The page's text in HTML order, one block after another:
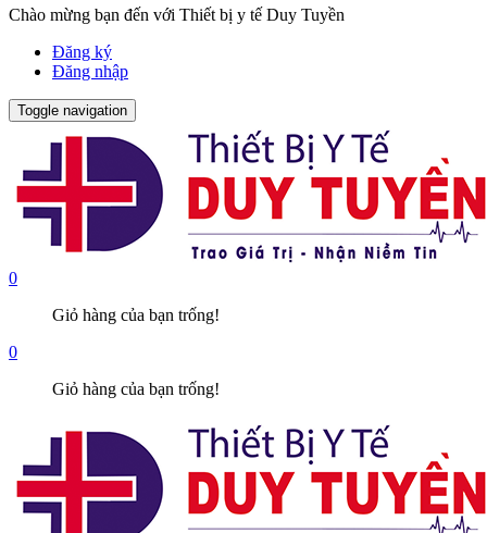
Chào mừng bạn đến với Thiết bị y tế Duy Tuyền
Đăng ký
Đăng nhập
Toggle navigation
0
Giỏ hàng của bạn trống!
0
Giỏ hàng của bạn trống!